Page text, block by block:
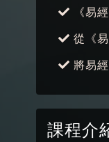
《易
從《
將易
課程介